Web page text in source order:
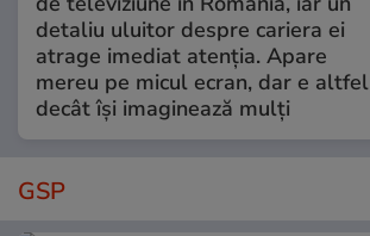
detaliu uluitor despre cariera ei
atrage imediat atenția. Apare
mereu pe micul ecran, dar e altfel
decât își imaginează mulți
GSP